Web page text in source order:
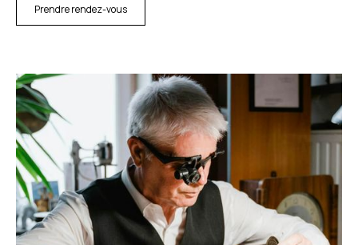
Prendre rendez-vous